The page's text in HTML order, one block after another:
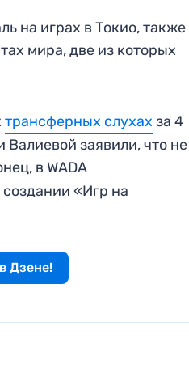
на играх в Токио, также
мира, две из которых
трансферных слухах за 4
заявили, что не
в WADA
«Игр на
Дзене!